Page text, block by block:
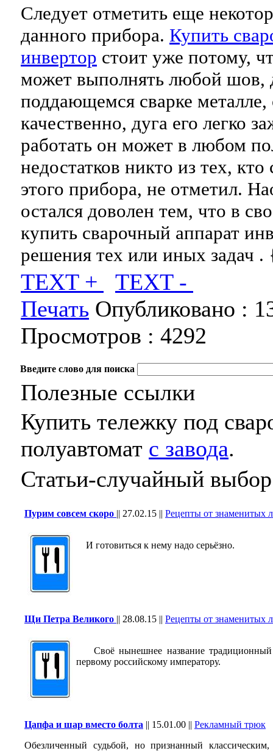
Следует отметить еще
данного прибора. Купить
инвертор стоит уже потому,
может выполнять любой шов,
поддающемся сварке металле,
качественно, дуга его легко
работать он может в любом
недостатков никто из тех, кто
этого прибора, не отметил.
остался доволен тем, что в
купить сварочный аппарат
решения тех или иных задач
TEXT +
TEXT -
Печать Опубликовано :
Просмотров : 4292
Введите слово для поиска
Полезные ссылки
Купить тележку под
полуавтомат с завода.
Статьи-случайный выбор
Пурим совсем скоро || 27.02.15 || Рецепты от знаменитых
И готовиться к нему надо серьёзно.
Щи Петра Великого || 28.08.15 || Рецепты от знаменитых
Своё нынешнее название традиционный
первому российскому императору.
Цапфа и шар вместо болта || 15.01.00 || Рекламный трюк
Обезличенный судьбой, но признанный классическим,